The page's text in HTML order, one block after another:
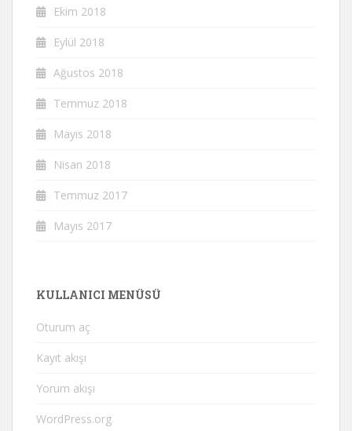
Ekim 2018
Eylül 2018
Ağustos 2018
Temmuz 2018
Mayıs 2018
Nisan 2018
Temmuz 2017
Mayıs 2017
KULLANICI MENÜSÜ
Oturum aç
Kayıt akışı
Yorum akışı
WordPress.org